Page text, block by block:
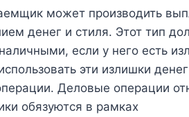
может производить
денег и стиля. Этот тип
если у него есть
эти излишки
Деловые операции
обязуются в рамках